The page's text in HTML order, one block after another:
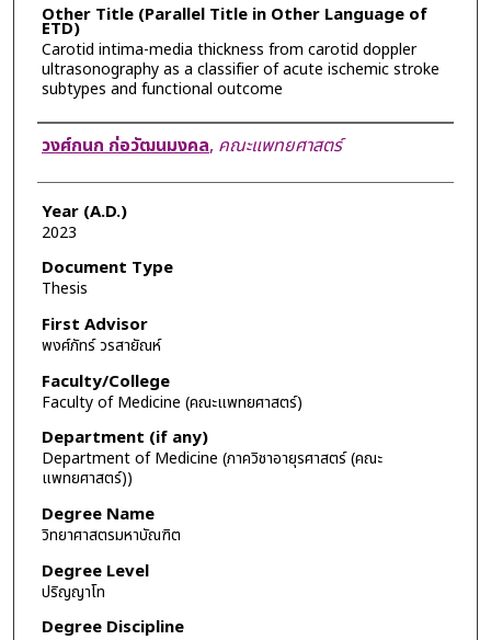
Other Title (Parallel Title in Other Language of
ETD)
Carotid intima-media thickness from carotid doppler
ultrasonography as a classifier of acute ischemic stroke
subtypes and functional outcome
Author
วงศ์กนก ก่อวัฒนมงคล, คณะแพทยศาสตร์
Year (A.D.)
2023
Document Type
Thesis
First Advisor
พงศ์ภัทร์ วรสายัณห์
Faculty/College
Faculty of Medicine (คณะแพทยศาสตร์)
Department (if any)
Department of Medicine (ภาควิชาอายุรศาสตร์ (คณะ
แพทยศาสตร์))
Degree Name
วิทยาศาสตรมหาบัณฑิต
Degree Level
ปริญญาโท
Degree Discipline